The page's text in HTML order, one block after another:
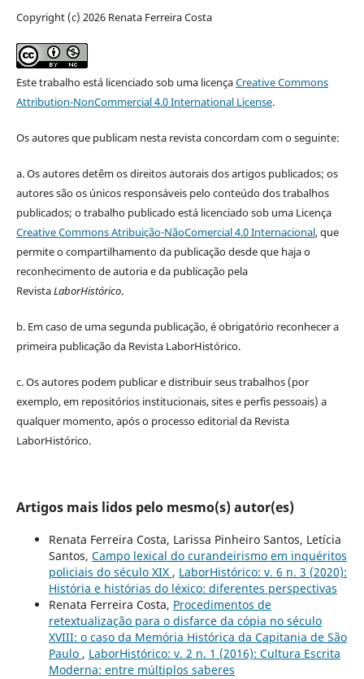
Copyright (c) 2026 Renata Ferreira Costa
Este trabalho está licenciado sob uma licençaCreative Commons
Attribution-NonCommercial 4.0 International License.
Os autores que publicam nesta revista concordam com o seguinte:
a.Os autores detêm os direitos autorais dos artigos publicados; os
autores são os únicos responsáveis pelo conteúdo dos trabalhos
publicados; o trabalho publicado está licenciado sob uma Licença
Creative Commons Atribuição-NãoComercial 4.0 Internacional, que
permite o compartilhamento da publicação desde que haja o
reconhecimento de autoria e da publicação pela
RevistaLaborHistórico.
b. Em caso de uma segunda publicação, é obrigatório reconhecer a
primeira publicação da Revista LaborHistórico.
c. Os autores podem publicar e distribuir seus trabalhos (por
exemplo, em repositórios institucionais, sites e perfis pessoais) a
qualquer momento, após o processo editorial da Revista
LaborHistórico.
Artigos mais lidos pelo mesmo(s) autor(es)
Renata Ferreira Costa, Larissa Pinheiro Santos, Letícia
Santos, Campo lexical do curandeirismo em inquéritos
policiais do século XIX , LaborHistórico: v. 6 n. 3 (2020):
História e histórias do léxico: diferentes perspectivas
Renata Ferreira Costa, Procedimentos de
retextualização para o disfarce da cópia no século
XVIII: o caso da Memória Histórica da Capitania de São
Paulo , LaborHistórico: v. 2 n. 1 (2016): Cultura Escrita
Moderna: entre múltiplos saberes